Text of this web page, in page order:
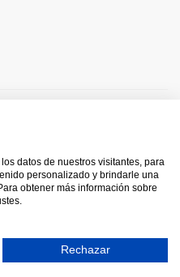
0
datos de nuestros visitantes, para
personalizado y brindarle una
obtener más información sobre
Rechazar